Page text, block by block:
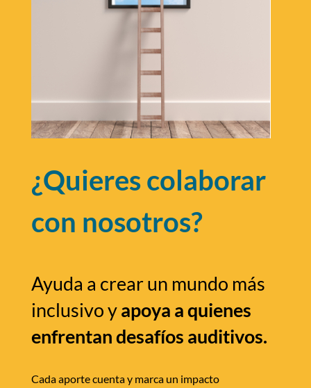
¿Quieres colaborar
con nosotros?
Ayuda a crear un mundo más
inclusivo yapoya a quienes
enfrentan desafíos auditivos.
Cada aporte cuenta y marca un impacto